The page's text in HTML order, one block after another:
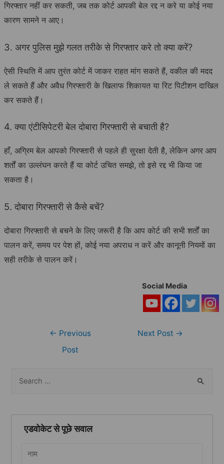
गिरफ्तार नहीं कर सकती, जब तक कोर्ट आपकी बेल रद्द न करे या कोई नया
कारण सामने न आए।
3. अगर पुलिस मुझे गलत तरीके से गिरफ्तार करे तो क्या करें?
ऐसी स्थिति में आप तुरंत कोर्ट में जाकर राहत मांग सकते हैं, वकील की मदद
ले सकते हैं और अवैध गिरफ्तारी के खिलाफ शिकायत या रिट पिटीशन दाखिल
कर सकते हैं।
4. क्या एंटीसिपेटरी बेल दोबारा गिरफ्तारी से बचाती है?
हाँ, अग्रिम बेल आपको गिरफ्तारी से पहले ही सुरक्षा देती है, लेकिन अगर आप
शर्तों का उल्लंघन करते हैं या कोर्ट उचित समझे, तो इसे रद्द भी किया जा
सकता है।
5. दोबारा गिरफ्तारी से कैसे बचें?
दोबारा गिरफ्तारी से बचने के लिए जरूरी है कि आप कोर्ट की सभी शर्तों का
पालन करें, समय पर पेश हों, कोई नया अपराध न करें और कानूनी नियमों का
सही तरीके से पालन करें।
Social Media
Post
navigation
← Previous
Post
Next Post →
r
एडवोकेट से पूछे सवाल